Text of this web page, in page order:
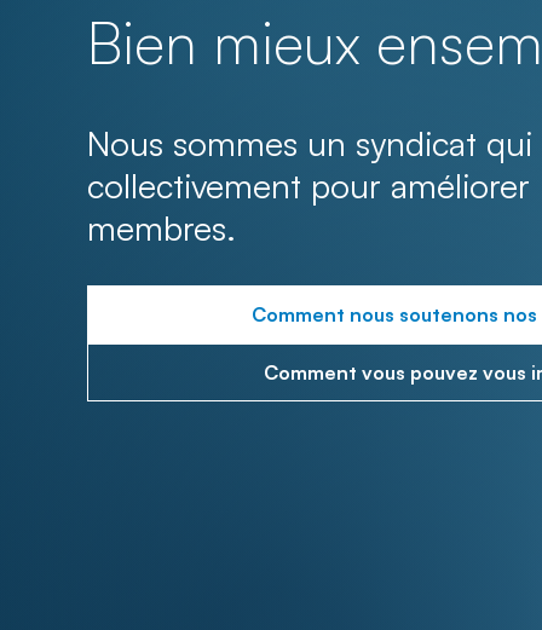
Bien mieux
Nous sommes un syndicat
collectivement pour améliorer
membres.
Comment nous soutenons
Comment vous pouvez vous